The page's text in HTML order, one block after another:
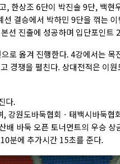
, 한상조 6단이 박진솔 9단, 백현
결승에서 박하민 9단을 꺾는
선 진출에 성공하며 입단포인트
로 옮겨 진행한다. 4강에서는 목
경쟁을 펼친다. 상대전적은 이
다.
강원도바둑협회ㆍ태백시바둑협
바둑 오픈 토너먼트의 우승
분에 추가시간 15초를 준다.